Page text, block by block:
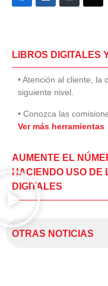
LIBROS DIGITALES
• Atención al cliente, la
siguiente nivel.
• Conozca las
Ver más herramientas
AUMENTE EL
HACIENDO USO DE
DIGITALES
OTRAS NOTICIAS